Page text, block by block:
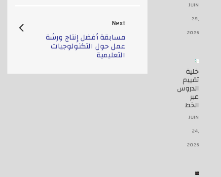
Next
مسابقة أفضل إنتاج ورشة
عمل حول التكنولوجيات
التعليمية
JUIN
28,
2026
خلية
تقييم
الدروس
عبر
الخط
JUIN
24,
2026